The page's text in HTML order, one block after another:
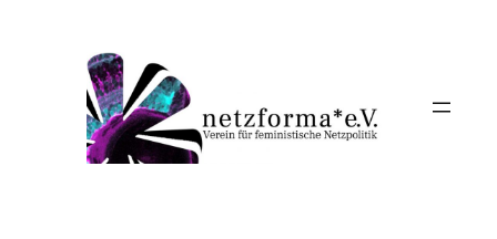
springen